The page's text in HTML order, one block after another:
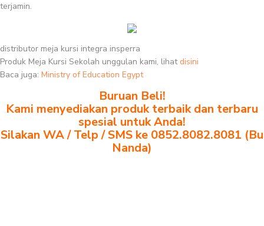
terjamin.
distributor meja kursi integra insperra
Produk Meja Kursi Sekolah unggulan kami, lihatdisini
Baca juga: Ministry of Education Egypt
Buruan Beli!
Kami menyediakan produk terbaik dan terbaru
spesial untuk Anda!
Silakan WA / Telp / SMS ke 0852.8082.8081 (Bu
Nanda)